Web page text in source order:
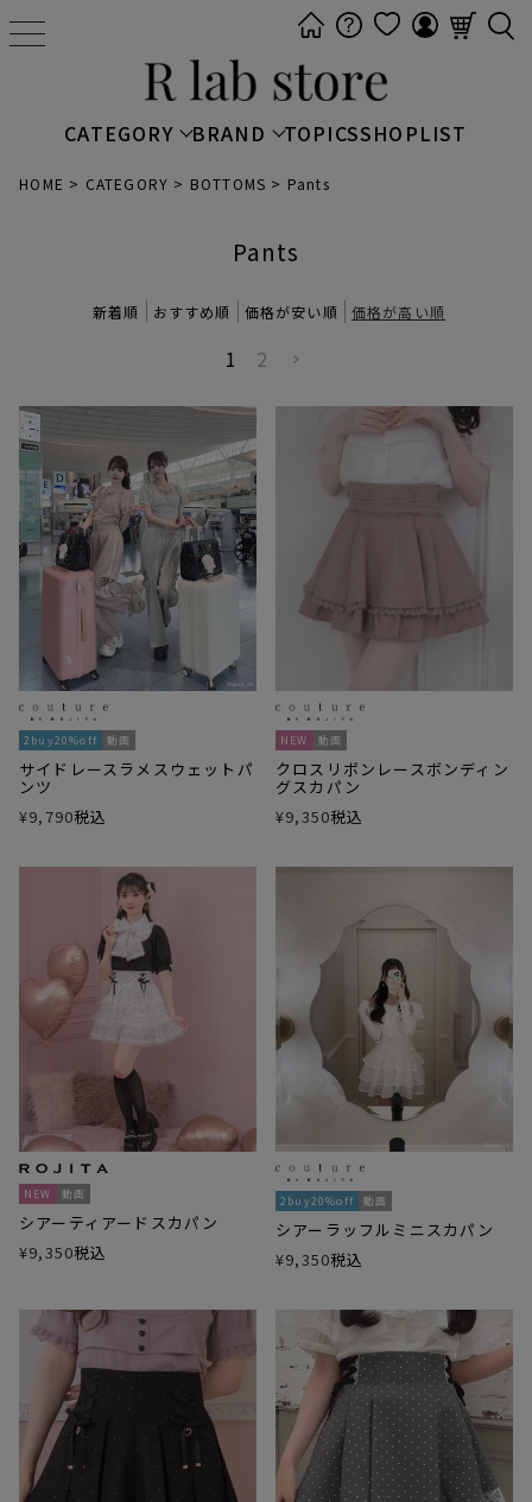
t
e
i
o
n
CATEGORY BRAND TOPICSSHOPLIST
HOME CATEGORY BOTTOMS Pants
Pants
新着順 おすすめ順 価格が安い順 価格が高い順
1 2
2buy20%off 動画
サイドレースラメスウェットパ
ンツ
¥9,790税込
NEW 動画
クロスリボンレースボンディン
グスカパン
¥9,350税込
NEW 動画
シアーティアードスカパン
¥9,350税込
2buy20%off 動画
シアーラッフルミニスカパン
¥9,350税込